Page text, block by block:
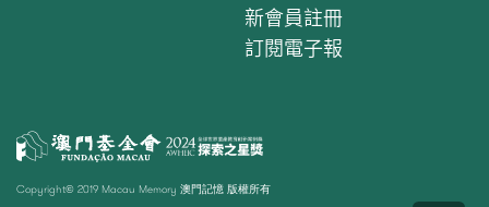
新會員註冊
訂閱電子報
Copyright© 2019 Macau Memory 澳門記憶 版權所有